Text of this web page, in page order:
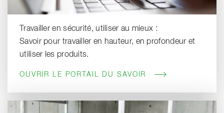
Travailler en sécurité, utiliser au mieux :
Savoir pour travailler en hauteur, en profondeur et
utiliser les produits.
OUVRIR LE PORTAIL DU SAVOIR